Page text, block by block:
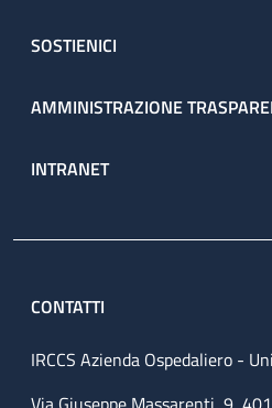
SOSTIENICI
AMMINISTRAZIONE
INTRANET
CONTATTI
IRCCS Azienda Ospedaliero -